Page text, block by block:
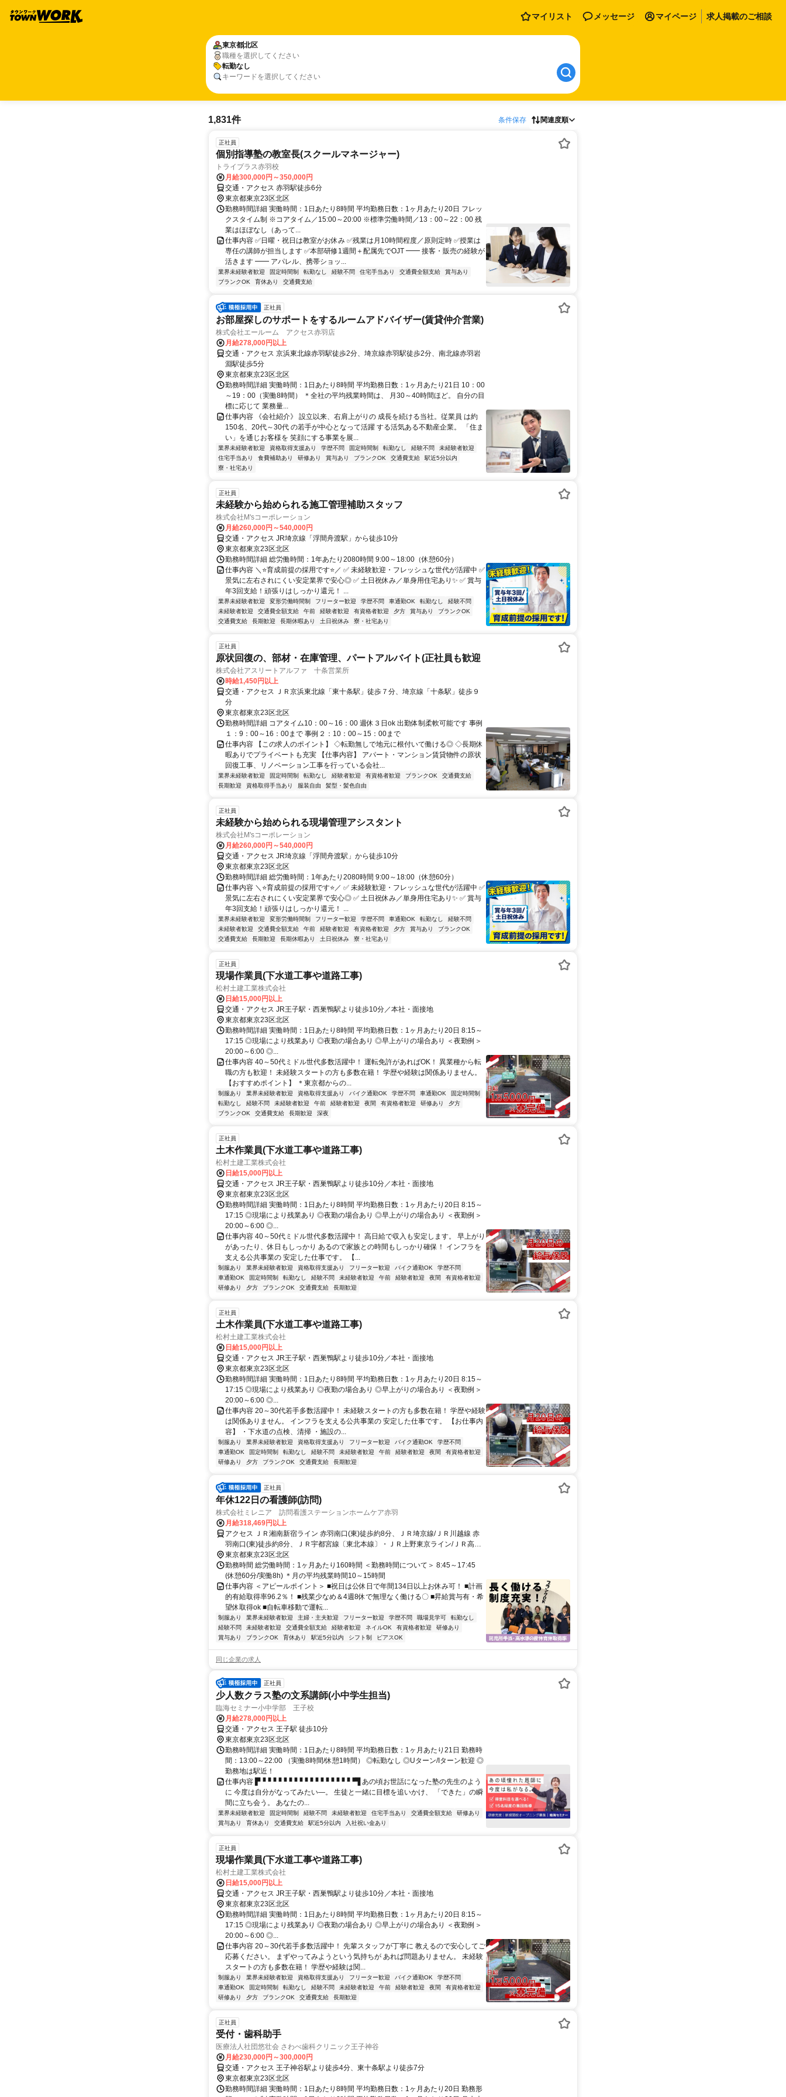
マイリスト メッセージ マイページ 求人掲載のご相談
東京都北区
職種を選択してください
転勤なし
キーワードを選択してください
1,831件 条件保存 関連度順
正社員
個別指導塾の教室長(スクールマネージャー)
トライプラス赤羽校
月給300,000円～350,000円
交通・アクセス 赤羽駅徒歩6分
東京都東京23区北区
勤務時間詳細 実働時間：1日あたり8時間 平均勤務日数：1ヶ月あたり20日 フレッ
クスタイム制 ※コアタイム／15:00～20:00 ※標準労働時間／13：00～22：00 残
業はほぼなし（あって...
仕事内容 ✅日曜・祝日は教室がお休み ✅残業は月10時間程度／原則定時 ✅授業は
専任の講師が担当します ✅本部研修1週間＋配属先でOJT ━━ 接客・販売の経験が
活きます ━━ アパレル、携帯ショッ...
業界未経験者歓迎 固定時間制 転勤なし 経験不問 住宅手当あり 交通費全額支給
賞与あり
ブランクOK
育休あり 交通費支給
正社員
お部屋探しのサポートをするルームアドバイザー(賃貸仲介営業)
株式会社エールーム アクセス赤羽店
月給278,000円以上
交通・アクセス 京浜東北線赤羽駅徒歩2分、埼京線赤羽駅徒歩2分、南北線赤羽岩
淵駅徒歩5分
東京都東京23区北区
勤務時間詳細 実働時間：1日あたり8時間 平均勤務日数：1ヶ月あたり21日 10：00
～19：00（実働8時間） ＊全社の平均残業時間は、 月30～40時間ほど。 自分の目
標に応じて 業務量...
仕事内容 《会社紹介》 設立以来、右肩上がりの 成長を続ける当社。従業員 は約
150名、20代～30代 の若手が中心となって活躍 する活気ある不動産企業。 「住ま
い」を通じお客様を 笑顔にする事業を展...
業界未経験者歓迎 資格取得支援あり 学歴不問 固定時間制 転勤なし 経験不問
未経験者歓迎
住宅手当あり
食費補助あり 研修あり 賞与あり ブランクOK 交通費支給
駅近5分以内
寮・社宅あり
正社員
未経験から始められる施工管理補助スタッフ
株式会社M'sコーポレーション
月給260,000円～540,000円
交通・アクセス JR埼京線「浮間舟渡駅」から徒歩10分
東京都東京23区北区
勤務時間詳細 総労働時間：1年あたり2080時間 9:00～18:00（休憩60分）
仕事内容 ＼⭐育成前提の採用です⭐／ ✅ 未経験歓迎・フレッシュな世代が活躍中 ✅
景気に左右されにくい安定業界で安心◎ ✅ 土日祝休み／単身用住宅あり✨ ✅ 賞与
年3回支給！頑張りはしっかり還元！ ...
業界未経験者歓迎 変形労働時間制 フリーター歓迎 学歴不問 車通勤OK 転勤なし
経験不問
未経験者歓迎
交通費全額支給 午前 経験者歓迎 有資格者歓迎 夕方 賞与あり
ブランクOK
交通費支給
長期歓迎 長期休暇あり 土日祝休み 寮・社宅あり
正社員
原状回復の、部材・在庫管理、パートアルバイト(正社員も歓迎
株式会社アスリートアルファ 十条営業所
時給1,450円以上
交通・アクセス ＪＲ京浜東北線「東十条駅」徒歩７分、埼京線「十条駅」徒歩９
分
東京都東京23区北区
勤務時間詳細 コアタイム10：00～16：00 週休３日ok 出勤体制柔軟可能です 事例
１：9：00～16：00まで 事例２：10：00～15：00まで
仕事内容 【この求人のポイント】 ◇転勤無しで地元に根付いて働ける◎ ◇長期休
暇ありでプライベートも充実 【仕事内容】 アパート・マンション賃貸物件の原状
回復工事、リノベーション工事を行っている会社...
業界未経験者歓迎 固定時間制 転勤なし 経験者歓迎 有資格者歓迎 ブランクOK
交通費支給
長期歓迎
資格取得手当あり 服装自由 髪型・髪色自由
正社員
未経験から始められる現場管理アシスタント
株式会社M'sコーポレーション
月給260,000円～540,000円
交通・アクセス JR埼京線「浮間舟渡駅」から徒歩10分
東京都東京23区北区
勤務時間詳細 総労働時間：1年あたり2080時間 9:00～18:00（休憩60分）
仕事内容 ＼⭐育成前提の採用です⭐／ ✅ 未経験歓迎・フレッシュな世代が活躍中 ✅
景気に左右されにくい安定業界で安心◎ ✅ 土日祝休み／単身用住宅あり✨ ✅ 賞与
年3回支給！頑張りはしっかり還元！ ...
業界未経験者歓迎 変形労働時間制 フリーター歓迎 学歴不問 車通勤OK 転勤なし
経験不問
未経験者歓迎
交通費全額支給 午前 経験者歓迎 有資格者歓迎 夕方 賞与あり
ブランクOK
交通費支給
長期歓迎 長期休暇あり 土日祝休み 寮・社宅あり
正社員
現場作業員(下水道工事や道路工事)
松村土建工業株式会社
日給15,000円以上
交通・アクセス JR王子駅・西巣鴨駅より徒歩10分／本社・面接地
東京都東京23区北区
勤務時間詳細 実働時間：1日あたり8時間 平均勤務日数：1ヶ月あたり20日 8:15～
17:15 ◎現場により残業あり ◎夜勤の場合あり ◎早上がりの場合あり ＜夜勤例＞
20:00～6:00 ◎...
仕事内容 40～50代ミドル世代多数活躍中！ 運転免許があればOK！ 異業種から転
職の方も歓迎！ 未経験スタートの方も多数在籍！ 学歴や経験は関係ありません。
【おすすめポイント】 ＊東京都からの...
制服あり 業界未経験者歓迎 資格取得支援あり バイク通勤OK 学歴不問 車通勤OK
固定時間制
転勤なし
経験不問 未経験者歓迎 午前 経験者歓迎 夜間 有資格者歓迎 研修あり
夕方
ブランクOK
交通費支給 長期歓迎 深夜
正社員
土木作業員(下水道工事や道路工事)
松村土建工業株式会社
日給15,000円以上
交通・アクセス JR王子駅・西巣鴨駅より徒歩10分／本社・面接地
東京都東京23区北区
勤務時間詳細 実働時間：1日あたり8時間 平均勤務日数：1ヶ月あたり20日 8:15～
17:15 ◎現場により残業あり ◎夜勤の場合あり ◎早上がりの場合あり ＜夜勤例＞
20:00～6:00 ◎...
仕事内容 40～50代ミドル世代多数活躍中！ 高日給で収入も安定します。 早上がり
があったり、休日もしっかり あるので家族との時間もしっかり確保！ インフラを
支える公共事業の 安定した仕事です。 【...
制服あり 業界未経験者歓迎 資格取得支援あり フリーター歓迎 バイク通勤OK
学歴不問
車通勤OK
固定時間制 転勤なし 経験不問 未経験者歓迎 午前 経験者歓迎 夜間
有資格者歓迎
研修あり
夕方 ブランクOK 交通費支給 長期歓迎
正社員
土木作業員(下水道工事や道路工事)
松村土建工業株式会社
日給15,000円以上
交通・アクセス JR王子駅・西巣鴨駅より徒歩10分／本社・面接地
東京都東京23区北区
勤務時間詳細 実働時間：1日あたり8時間 平均勤務日数：1ヶ月あたり20日 8:15～
17:15 ◎現場により残業あり ◎夜勤の場合あり ◎早上がりの場合あり ＜夜勤例＞
20:00～6:00 ◎...
仕事内容 20～30代若手多数活躍中！ 未経験スタートの方も多数在籍！ 学歴や経験
は関係ありません。 インフラを支える公共事業の 安定した仕事です。 【お仕事内
容】 ・下水道の点検、清掃 ・施設の...
制服あり 業界未経験者歓迎 資格取得支援あり フリーター歓迎 バイク通勤OK
学歴不問
車通勤OK
固定時間制 転勤なし 経験不問 未経験者歓迎 午前 経験者歓迎 夜間
有資格者歓迎
研修あり
夕方 ブランクOK 交通費支給 長期歓迎
正社員
年休122日の看護師(訪問)
株式会社ミレニア 訪問看護ステーションホームケア赤羽
月給318,469円以上
アクセス ＪＲ湘南新宿ライン 赤羽南口(東)徒歩約8分、ＪＲ埼京線/ＪＲ川越線 赤
羽南口(東)徒歩約8分、ＪＲ宇都宮線〔東北本線〕・ＪＲ上野東京ライン/ＪＲ高崎
線 赤羽南口(東)徒歩約8分 JR「赤羽」駅～徒歩7分 【勤務地】
東京都東京23区北区
勤務時間 総労働時間：1ヶ月あたり160時間 ＜勤務時間について＞ 8:45～17:45
(休憩60分/実働8h) ＊月の平均残業時間10～15時間
仕事内容 ＜アピールポイント＞ ■祝日は公休日で年間134日以上お休み可！ ■計画
的有給取得率96.2％！ ■残業少なめ＆4週8休で無理なく働ける〇 ■昇給賞与有・希
望休取得ok ■自転車移動で運転...
制服あり 業界未経験者歓迎 主婦・主夫歓迎 フリーター歓迎 学歴不問 職場見学可
転勤なし
経験不問
未経験者歓迎 交通費全額支給 経験者歓迎 ネイルOK 有資格者歓迎
研修あり
賞与あり
ブランクOK 育休あり 駅近5分以内 シフト制 ピアスOK
同じ企業の求人
正社員
少人数クラス塾の文系講師(小中学生担当)
臨海セミナー小中学部 王子校
月給278,000円以上
交通・アクセス 王子駅 徒歩10分
東京都東京23区北区
勤務時間詳細 実働時間：1日あたり8時間 平均勤務日数：1ヶ月あたり21日 勤務時
間：13:00～22:00 （実働8時間/休憩1時間） ◎転勤なし ◎Uターン/Iターン歓迎 ◎
勤務地は駅近！
仕事内容 ▛▝▝▝▝▝▝▝▝▝▝▝▝▝▝▝▝▝▝▜ あの頃お世話になった塾の先生のよう
に 今度は自分がなってみたい―。 生徒と一緒に目標を追いかけ、 「できた」の瞬
間に立ち会う。 あなたの...
業界未経験者歓迎 固定時間制 経験不問 未経験者歓迎 住宅手当あり 交通費全額支給
研修あり
賞与あり
育休あり 交通費支給 駅近5分以内 入社祝い金あり
正社員
現場作業員(下水道工事や道路工事)
松村土建工業株式会社
日給15,000円以上
交通・アクセス JR王子駅・西巣鴨駅より徒歩10分／本社・面接地
東京都東京23区北区
勤務時間詳細 実働時間：1日あたり8時間 平均勤務日数：1ヶ月あたり20日 8:15～
17:15 ◎現場により残業あり ◎夜勤の場合あり ◎早上がりの場合あり ＜夜勤例＞
20:00～6:00 ◎...
仕事内容 20～30代若手多数活躍中！ 先輩スタッフが丁寧に 教えるので安心してご
応募ください。 まずやってみようという気持ちが あれば問題ありません。 未経験
スタートの方も多数在籍！ 学歴や経験は関...
制服あり 業界未経験者歓迎 資格取得支援あり フリーター歓迎 バイク通勤OK
学歴不問
車通勤OK
固定時間制 転勤なし 経験不問 未経験者歓迎 午前 経験者歓迎 夜間
有資格者歓迎
研修あり
夕方 ブランクOK 交通費支給 長期歓迎
正社員
受付・歯科助手
医療法人社団悠壮会 さわべ歯科クリニック王子神谷
月給230,000円～300,000円
交通・アクセス 王子神谷駅より徒歩4分、東十条駅より徒歩7分
東京都東京23区北区
勤務時間詳細 実働時間：1日あたり8時間 平均勤務日数：1ヶ月あたり20日 勤務形